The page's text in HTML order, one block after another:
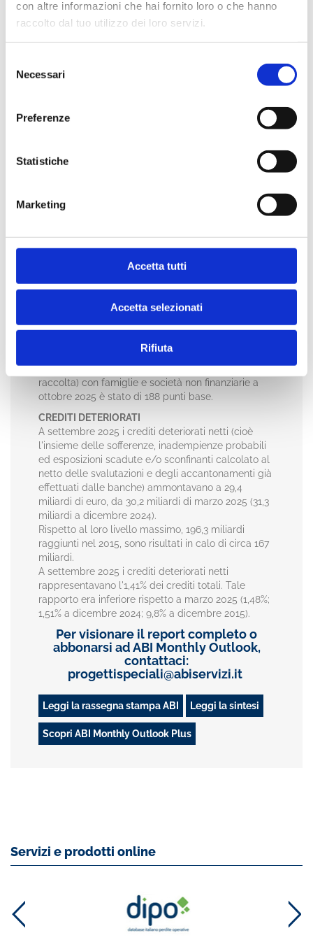
con altre informazioni che hai fornito loro o che hanno
raccolto dal tuo utilizzo dei loro servizi.
delNecessari
Preferenze
Statistiche
Marketing
Accetta tutti
Accetta selezionati
Rifiuta
TASSI DI INTERESSE SULLA RACCOLTA BANCARIA
Il tasso praticato sui nuovi depositi a durata
prestabilita (cioè certificati di deposito e depositi
settembre tale tasso era in Italia superiore a quello
medio dell'area dell'euro (Italia 2,10%; area dell'euro
0,29%, l'incremento è stato di 181 punti base.
3,50%, con un incremento di 219 punti base rispetto
A ottobre 2025 il tasso medio sul totale dei depositi
(certificati di deposito, depositi a risparmio e conti
precedente; 0,32% a giugno 2022).
Il tasso sui conti corrente, che non hanno la
funzione di investimento e permettono di utilizzare
0,28% (come nel mese precedente; 0,02% a giugno
MARGINE TRA TASSO SUI PRESTITI E TASSO
Il margine (spread) sulle nuove operazioni
(differenza tra i tassi sui nuovi prestiti e la nuova
raccolta) con famiglie e società non finanziarie a
ottobre 2025 è stato di 188 punti base.
CREDITI DETERIORATI
A settembre 2025 i crediti deteriorati netti (cioè
l'insieme delle sofferenze, inadempienze probabili
ed esposizioni scadute e/o sconfinanti calcolato al
netto delle svalutazioni e degli accantonamenti già
effettuati dalle banche) ammontavano a 29,4
miliardi di euro, da 30,2 miliardi di marzo 2025 (31,3
miliardi a dicembre 2024).
Rispetto al loro livello massimo, 196,3 miliardi
raggiunti nel 2015, sono risultati in calo di circa 167
miliardi.
A settembre 2025 i crediti deteriorati netti
rappresentavano l'1,41% dei crediti totali. Tale
rapporto era inferiore rispetto a marzo 2025 (1,48%;
1,51% a dicembre 2024; 9,8% a dicembre 2015).
Per visionare il report completo o
abbonarsi ad ABI Monthly Outlook,
contattaci:
progettispeciali@abiservizi.it
Leggi la rassegna stampa ABI Leggi la sintesi
Scopri ABI Monthly Outlook Plus
Servizi e prodotti online